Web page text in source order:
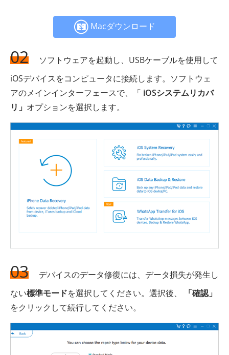
Macダウンロード
02
ソフトウェアを起動し、USBケーブルを使用して
iOSデバイスをコンピュータに接続します。ソフトウェ
アのメインインターフェースで、「 iOSシステムリカバ
リ」 オプションを選択します。
03
デバイスのデータ修復には、データ損失が発生し
ない標準モードを選択してください。選択後、
「確認」
をクリックして続行してください。